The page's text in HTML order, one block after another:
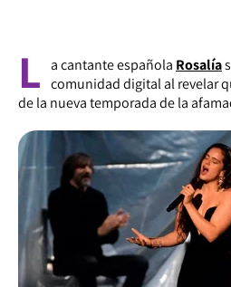
L a cantante española Rosalía
comunidad digital al revelar
de la nueva temporada de la